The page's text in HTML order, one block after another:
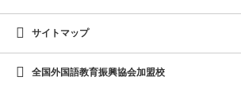
サイトマップ
全国外国語教育振興協会加盟校